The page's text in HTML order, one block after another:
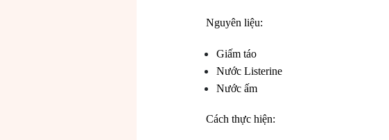
Nguyên liệu:
Giấm táo
Nước Listerine
Nước ấm
Cách thực hiện: